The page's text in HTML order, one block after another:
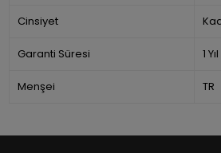
Cinsiyet
Garanti Süresi 1 Yıl
Menşei TR